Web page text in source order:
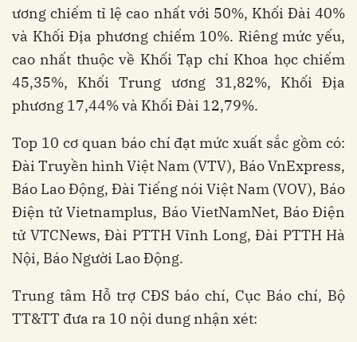
ương chiếm tỉ lệ cao nhất với 50%, Khối Đài 40%
và Khối Địa phương chiếm 10%. Riêng mức yếu,
cao nhất thuộc về Khối Tạp chí Khoa học chiếm
45,35%, Khối Trung ương 31,82%, Khối Địa
phương 17,44% và Khối Đài 12,79%.
Top 10 cơ quan báo chí đạt mức xuất sắc gồm có:
Đài Truyền hình Việt Nam (VTV), Báo VnExpress,
Báo Lao Động, Đài Tiếng nói Việt Nam (VOV), Báo
Điện tử Vietnamplus, Báo VietNamNet, Báo Điện
tử VTCNews, Đài PTTH Vĩnh Long, Đài PTTH Hà
Nội, Báo Người Lao Động.
Trung tâm Hỗ trợ CĐS báo chí, Cục Báo chí, Bộ
TT&TT đưa ra 10 nội dung nhận xét: